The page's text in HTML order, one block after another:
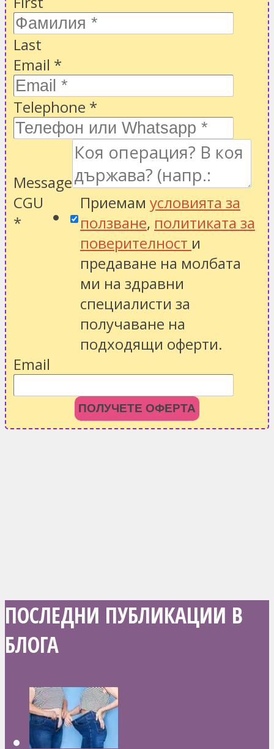
Last
Email *
Telephone *
Message
CGU
*
Приемам условията за
ползване, политиката за
поверителност и
предаване на молбата
ми на здравни
специалисти за
получаване на
подходящи оферти.
Email
ПОЛУЧЕТЕ ОФЕРТА
ПОСЛЕДНИ ПУБЛИКАЦИИ В
БЛОГА